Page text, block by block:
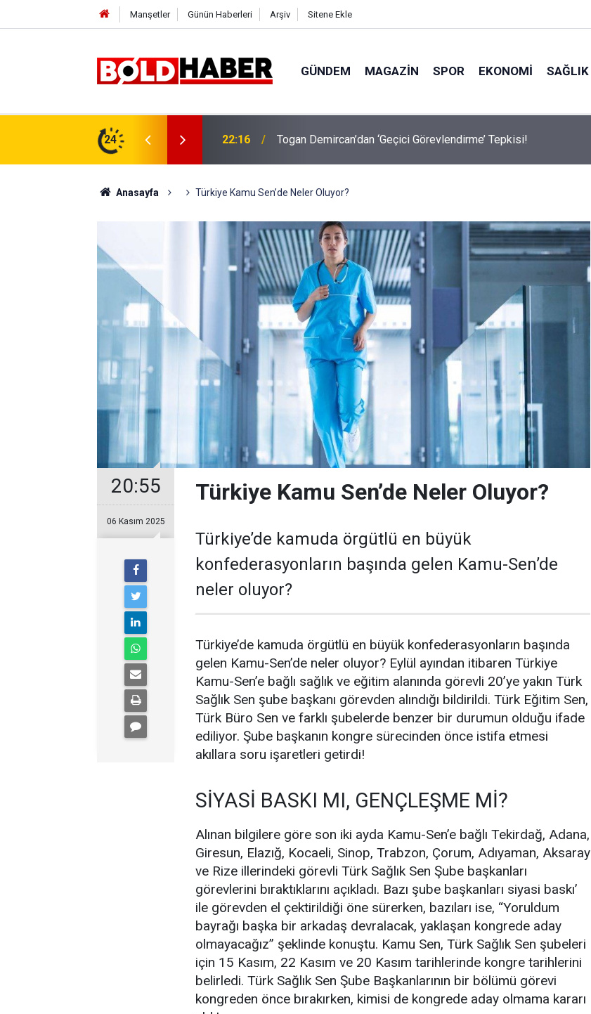
Manşetler Günün Haberleri Arşiv Sitene Ekle
GÜNDEM MAGAZIN SPOR EKONOMI SAĞLIK
24 19:32 Sıcak Havalarda Ödem Şikayetini Hafife Almayın!
Anasayfa Türkiye Kamu Sen’de Neler Oluyor?
20:55
06 Kasım 2025
Türkiye Kamu Sen’de Neler Oluyor?
Türkiye’de kamuda örgütlü en büyük
konfederasyonların başında gelen Kamu-Sen’de
neler oluyor?
Türkiye’de kamuda örgütlü en büyük konfederasyonların başında
gelen Kamu-Sen’de neler oluyor? Eylül ayından itibaren Türkiye
Kamu-Sen’e bağlı sağlık ve eğitim alanında görevli 20’ye yakın Türk
Sağlık Sen şube başkanı görevden alındığı bildirildi. Türk Eğitim Sen,
Türk Büro Sen ve farklı şubelerde benzer bir durumun olduğu ifade
ediliyor. Şube başkanın kongre sürecinden önce istifa etmesi
akıllara soru işaretleri getirdi!
SİYASİ BASKI MI, GENÇLEŞME Mİ?
Alınan bilgilere göre son iki ayda Kamu-Sen’e bağlı Tekirdağ, Adana,
Giresun, Elazığ, Kocaeli, Sinop, Trabzon, Çorum, Adıyaman, Aksaray
ve Rize illerindeki görevli Türk Sağlık Sen Şube başkanları
görevlerini bıraktıklarını açıkladı. Bazı şube başkanları siyasi baskı’
ile görevden el çektirildiği öne sürerken, bazıları ise, “Yoruldum
bayrağı başka bir arkadaş devralacak, yaklaşan kongrede aday
olmayacağız” şeklinde konuştu. Kamu Sen, Türk Sağlık Sen şubeleri
için 15 Kasım, 22 Kasım ve 20 Kasım tarihlerinde kongre tarihlerini
belirledi. Türk Sağlık Sen Şube Başkanlarının bir bölümü görevi
kongreden önce bırakırken, kimisi de kongrede aday olmama kararı